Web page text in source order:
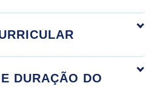
60h
DURAÇÃO DO